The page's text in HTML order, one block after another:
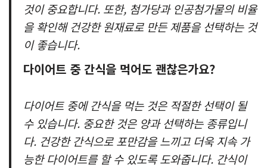
것이 중요합니다. 또한, 첨가당과 인공첨가물의 비율
을 확인해 건강한 원재료로 만든 제품을 선택하는 것
이 좋습니다.
다이어트 중 간식을 먹어도 괜찮은가요?
다이어트 중에 간식을 먹는 것은 적절한 선택이 될
수 있습니다. 중요한 것은 양과 선택하는 종류입니
다. 건강한 간식으로 포만감을 느끼고 더욱 지속 가
능한 다이어트를 할 수 있도록 도와줍니다. 간식이